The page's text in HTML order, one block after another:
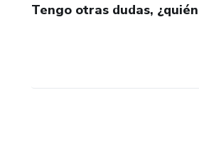
Tengo otras dudas,